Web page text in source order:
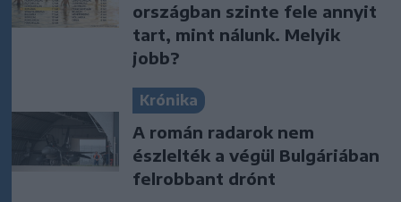
országban szinte fele annyit
tart, mint nálunk. Melyik
jobb?
Krónika
A román radarok nem
észlelték a végül Bulgáriában
felrobbant drónt